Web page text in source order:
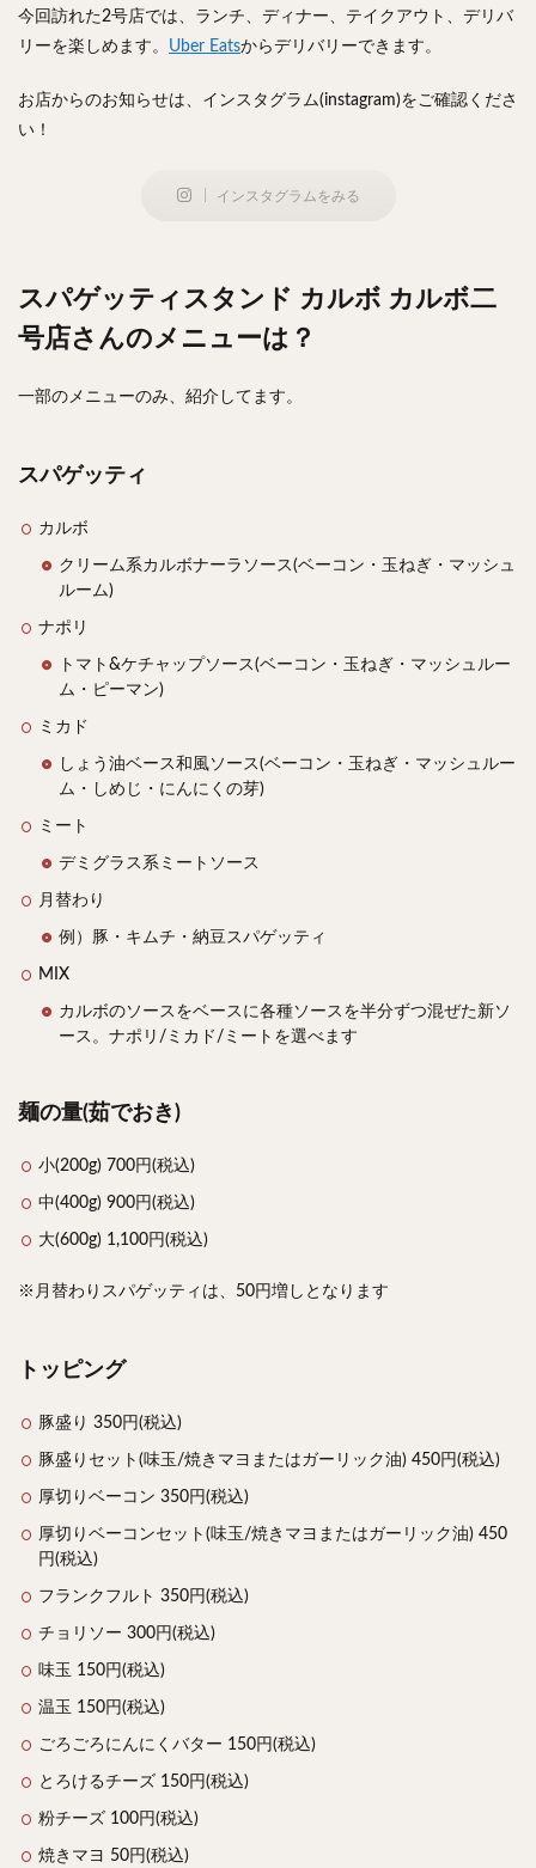
今回訪れた2号店では、ランチ、ディナー、テイクアウト、デリバ
リーを楽しめます。 Uber Eatsからデリバリーできます。
お店からのお知らせは、インスタグラム(instagram)をご確認くださ
い！
インスタグラムをみる
スパゲッティスタンド カルボ カルボ二
号店さんのメニューは？
一部のメニューのみ、紹介してます。
スパゲッティ
カルボ
クリーム系カルボナーラソース(ベーコン・玉ねぎ・マッシュ
ルーム)
ナポリ
トマト&ケチャップソース(ベーコン・玉ねぎ・マッシュルー
ム・ピーマン)
ミカド
しょう油ベース和風ソース(ベーコン・玉ねぎ・マッシュルー
ム・しめじ・にんにくの芽)
ミート
デミグラス系ミートソース
月替わり
例）豚・キムチ・納豆スパゲッティ
MIX
カルボのソースをベースに各種ソースを半分ずつ混ぜた新ソ
ース。ナポリ/ミカド/ミートを選べます
麺の量(茹でおき)
小(200g) 700円(税込)
中(400g) 900円(税込)
大(600g) 1,100円(税込)
※月替わりスパゲッティは、50円増しとなります
トッピング
豚盛り 350円(税込)
豚盛りセット(味玉/焼きマヨまたはガーリック油) 450円(税込)
厚切りベーコン 350円(税込)
厚切りベーコンセット(味玉/焼きマヨまたはガーリック油) 450
円(税込)
フランクフルト 350円(税込)
チョリソー 300円(税込)
味玉 150円(税込)
温玉 150円(税込)
ごろごろにんにくバター 150円(税込)
とろけるチーズ 150円(税込)
粉チーズ 100円(税込)
焼きマヨ 50円(税込)